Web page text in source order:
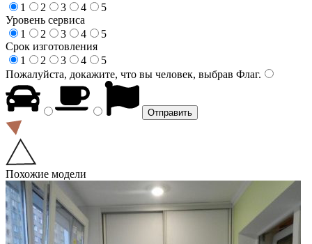
1
2 3 4
5
Уровень сервиса
1
2 3 4
5
Срок изготовления
1
2 3 4
5
Пожалуйста, докажите, что вы человек, выбрав Флаг.
Похожие модели